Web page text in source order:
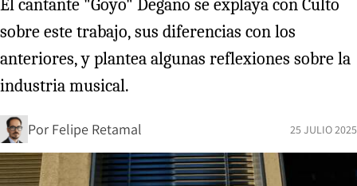
El cantante "Goyo" Degano se explaya con Culto
sobre este trabajo, sus diferencias con los
anteriores, y plantea algunas reflexiones sobre la
industria musical.
Por Felipe Retamal 25 JULIO 2025